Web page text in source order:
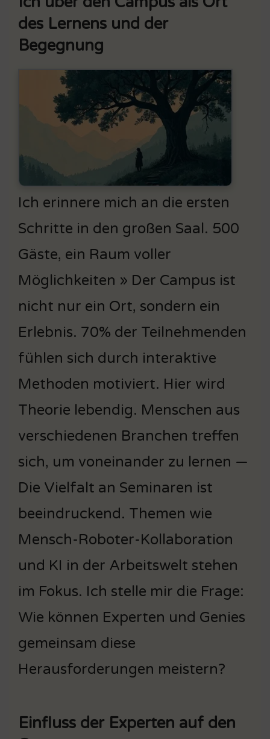
des Lernens und der
Begegnung
Ich erinnere mich an die ersten
Schritte in den großen Saal. 500
Gäste, ein Raum voller
Möglichkeiten » Der Campus ist
nicht nur ein Ort, sondern ein
Erlebnis. 70% der Teilnehmenden
fühlen sich durch interaktive
Methoden motiviert. Hier wird
Theorie lebendig. Menschen aus
verschiedenen Branchen treffen
sich, um voneinander zu lernen —
Die Vielfalt an Seminaren ist
beeindruckend. Themen wie
Mensch-Roboter-Kollaboration
und KI in der Arbeitswelt stehen
im Fokus. Ich stelle mir die Frage:
Wie können Experten und Genies
gemeinsam diese
Herausforderungen meistern?
Einfluss der Experten auf den